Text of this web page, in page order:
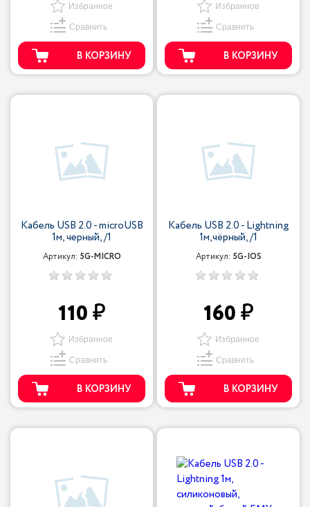
Избранное
Сравнить
В КОРЗИНУ
Избранное
Сравнить
В КОРЗИНУ
Кабель USB 2.0 - microUSB
1м, черный, /1
Артикул: 5G-MICRO
110
Избранное
Сравнить
В КОРЗИНУ
Кабель USB 2.0 - Lightning
1м,чёрный, /1
Артикул: 5G-IOS
160
Избранное
Сравнить
В КОРЗИНУ